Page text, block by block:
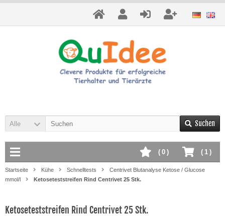
Alle Suchen
( 1 )
( 0 )
Startseite Kühe Schnelltests
Centrivet Blutanalyse Ketose / Glucose
mmol/l
Ketoseteststreifen Rind Centrivet 25 Stk.
Ketoseteststreifen Rind Centrivet 25 Stk.